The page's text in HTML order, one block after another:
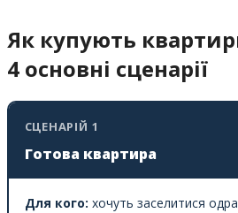
Як купують
4 основні сценарії
СЦЕНАРІЙ 1
Готова квартира
Для кого: хочуть заселитися